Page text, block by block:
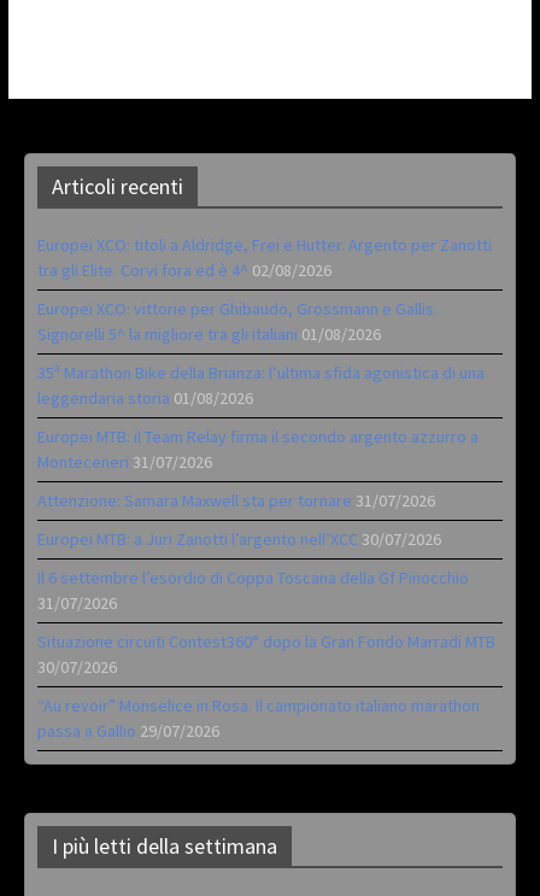
Articoli recenti
Europei XCO: titoli a Aldridge, Frei e Hutter. Argento per Zanotti
tra gli Elite. Corvi fora ed è 4^ 02/08/2026
Europei XCO: vittorie per Ghibaudo, Grossmann e Gallis.
Signorelli 5^ la migliore tra gli italiani 01/08/2026
35ª Marathon Bike della Brianza: l’ultima sfida agonistica di una
leggendaria storia 01/08/2026
Europei MTB: il Team Relay firma il secondo argento azzurro a
Monteceneri 31/07/2026
Attenzione: Samara Maxwell sta per tornare 31/07/2026
Europei MTB: a Juri Zanotti l’argento nell’XCC 30/07/2026
Il 6 settembre l’esordio di Coppa Toscana della Gf Pinocchio
31/07/2026
Situazione circuiti Contest360° dopo la Gran Fondo Marradi MTB
30/07/2026
“Au revoir” Monselice in Rosa. Il campionato italiano marathon
passa a Gallio 29/07/2026
I più letti della settimana